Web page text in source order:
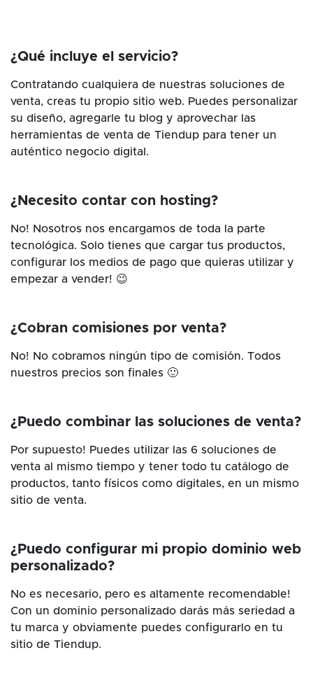
¿Qué incluye el servicio?
Contratando cualquiera de nuestras soluciones de
venta, creas tu propio sitio web. Puedes personalizar
su diseño, agregarle tu blog y aprovechar las
herramientas de venta de Tiendup para tener un
auténtico negocio digital.
¿Necesito contar con hosting?
No! Nosotros nos encargamos de toda la parte
tecnológica. Solo tienes que cargar tus productos,
configurar los medios de pago que quieras utilizar y
empezar a vender! 😉
¿Cobran comisiones por venta?
No! No cobramos ningún tipo de comisión. Todos
nuestros precios son finales 🙂
¿Puedo combinar las soluciones de venta?
Por supuesto! Puedes utilizar las 6 soluciones de
venta al mismo tiempo y tener todo tu catálogo de
productos, tanto físicos como digitales, en un mismo
sitio de venta.
¿Puedo configurar mi propio dominio web
personalizado?
No es necesario, pero es altamente recomendable!
Con un dominio personalizado darás más seriedad a
tu marca y obviamente puedes configurarlo en tu
sitio de Tiendup.